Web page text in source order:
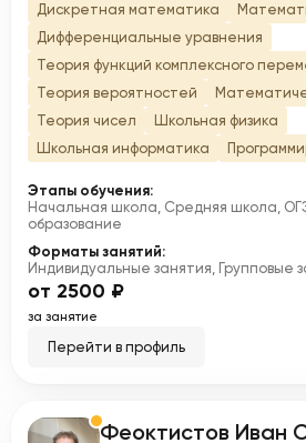
Дискретная математика
Дифференциальные уравнения
Теория функций комплексного
Теория вероятностей
Теория чисел
Школьная физика
Школьная информатика
Этапы обучения:
Начальная школа, Средняя школа,
образование
Форматы занятий:
Индивидуальные занятия, Групповые
от 2500 ₽
за занятие
Перейти в профиль
Феоктистов Иван